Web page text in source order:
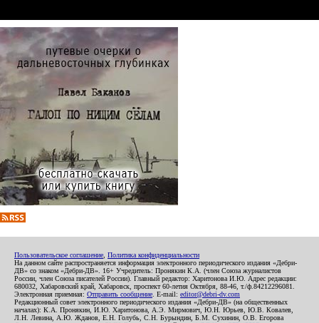
Пользовательское соглашение Политика конфиденциальности
На данном сайте распространяется информация электронного периодического издания «Дебри-
ДВ» со знаком «Дебри-ДВ». 16+ Учредитель: Пронякин К.А. (член Союза журналистов
России, член Союза писателей России). Главный редактор: Харитонова И.Ю. Адрес редакции:
680032, Хабаровский край, Хабаровск, проспект 60-летия Октября, 88-46, т./ф.84212296081.
Электронная приемная: Отправить сообщение . E-mail: editor@debri-dv.com
Редакционный совет электронного периодического издания «Дебри-ДВ» (на общественных
началах): К.А. Пронякин, И.Ю. Харитонова, А.Э. Мирмович, Ю.Н. Юрьев, Ю.В. Ковалев,
Л.Н. Левина, А.Ю. Жданов, Е.Н. Голубь, С.Н. Бурындин, Б.М. Сухинин, О.В. Егорова